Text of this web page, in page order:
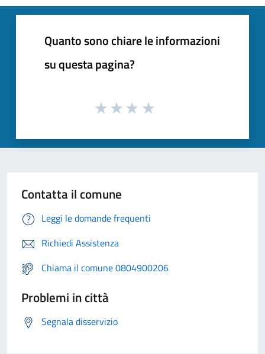
Quanto sono chiare le informazioni
su questa pagina?
Contatta il comune
Leggi le domande frequenti
Richiedi Assistenza
Chiama il comune 0804900206
Problemi in città
Segnala disservizio